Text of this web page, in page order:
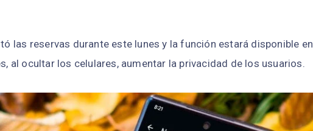
las reservas durante este lunes y la función estará disponible en
al ocultar los celulares, aumentar la privacidad de los usuarios.